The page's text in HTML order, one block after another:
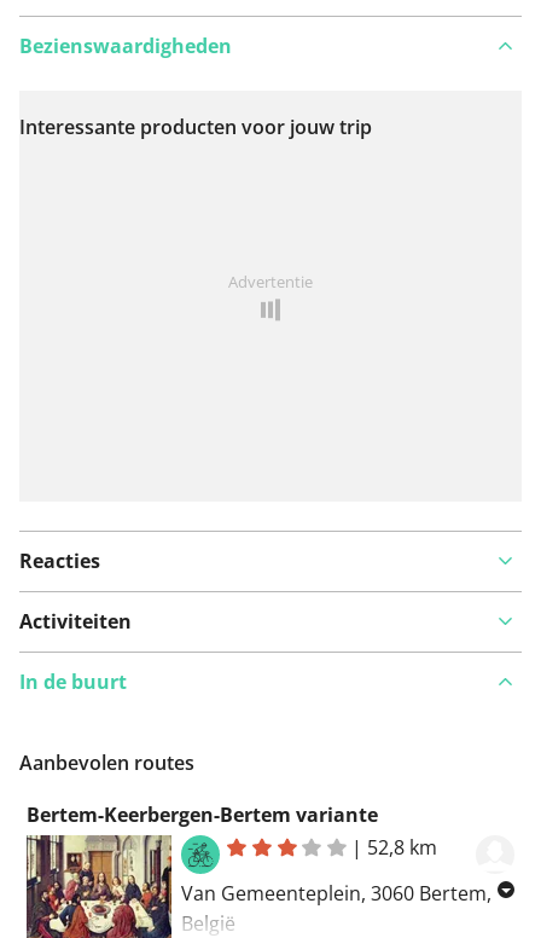
Bekijk op kaart
Bezienswaardigheden
Interessante producten voor jouw trip
Advertentie
Reacties
Activiteiten
In de buurt
Aanbevolen routes
Bertem-Keerbergen-Bertem variante
| 52,8 km
Van Gemeenteplein, 3060 Bertem,
België